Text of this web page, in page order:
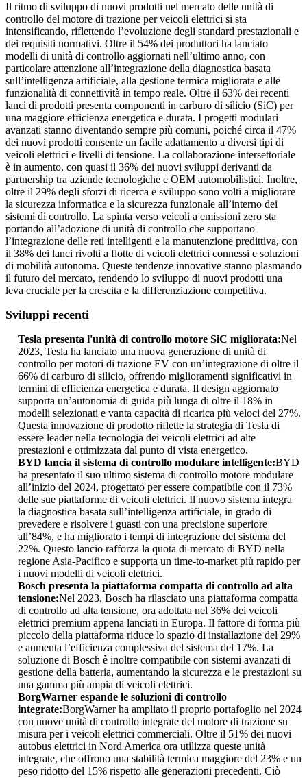
Il ritmo di sviluppo di nuovi prodotti nel mercato delle unità di
controllo del motore di trazione per veicoli elettrici si sta
intensificando, riflettendo l’evoluzione degli standard prestazionali e
dei requisiti normativi. Oltre il 54% dei produttori ha lanciato
modelli di unità di controllo aggiornati nell’ultimo anno, con
particolare attenzione all’integrazione della diagnostica basata
sull’intelligenza artificiale, alla gestione termica migliorata e alle
funzionalità di connettività in tempo reale. Oltre il 63% dei recenti
lanci di prodotti presenta componenti in carburo di silicio (SiC) per
una maggiore efficienza energetica e durata. I progetti modulari
avanzati stanno diventando sempre più comuni, poiché circa il 47%
dei nuovi prodotti consente un facile adattamento a diversi tipi di
veicoli elettrici e livelli di tensione. La collaborazione intersettoriale
è in aumento, con quasi il 36% dei nuovi sviluppi derivanti da
partnership tra aziende tecnologiche e OEM automobilistici. Inoltre,
oltre il 29% degli sforzi di ricerca e sviluppo sono volti a migliorare
la sicurezza informatica e la sicurezza funzionale all’interno dei
sistemi di controllo. La spinta verso veicoli a emissioni zero sta
portando all’adozione di unità di controllo che supportano
l’integrazione delle reti intelligenti e la manutenzione predittiva, con
il 38% dei lanci rivolti a flotte di veicoli elettrici connessi e soluzioni
di mobilità autonoma. Queste tendenze innovative stanno plasmando
il futuro del mercato, rendendo lo sviluppo di nuovi prodotti una
leva cruciale per la crescita e la differenziazione competitiva.
Sviluppi recenti
Tesla presenta l'unità di controllo motore SiC migliorata:Nel
2023, Tesla ha lanciato una nuova generazione di unità di
controllo per motori di trazione EV con un’integrazione di oltre il
66% di carburo di silicio, offrendo miglioramenti significativi in ​​
termini di efficienza energetica e durata. Il design aggiornato
supporta un’autonomia di guida più lunga di oltre il 18% in
modelli selezionati e vanta capacità di ricarica più veloci del 27%.
Questa innovazione di prodotto riflette la strategia di Tesla di
essere leader nella tecnologia dei veicoli elettrici ad alte
prestazioni e ottimizzata dal punto di vista energetico.
BYD lancia il sistema di controllo modulare intelligente:BYD
ha presentato il suo ultimo sistema di controllo motore modulare
all’inizio del 2024, progettato per essere compatibile con il 73%
delle sue piattaforme di veicoli elettrici. Il nuovo sistema integra
la diagnostica basata sull’intelligenza artificiale, in grado di
prevedere e risolvere i guasti con una precisione superiore
all’84%, e ha migliorato i tempi di integrazione del sistema del
22%. Questo lancio rafforza la quota di mercato di BYD nella
regione Asia-Pacifico e supporta un time-to-market più rapido per
i nuovi modelli di veicoli elettrici.
Bosch presenta la piattaforma compatta di controllo ad alta
tensione:Nel 2023, Bosch ha rilasciato una piattaforma compatta
di controllo ad alta tensione, ora adottata nel 36% dei veicoli
elettrici premium appena lanciati in Europa. Il fattore di forma più
piccolo della piattaforma riduce lo spazio di installazione del 29%
e aumenta l’efficienza complessiva del sistema del 17%. La
soluzione di Bosch è inoltre compatibile con sistemi avanzati di
gestione della batteria, aumentando la sicurezza e le prestazioni su
una gamma più ampia di veicoli elettrici.
BorgWarner espande le soluzioni di controllo
integrate:BorgWarner ha ampliato il proprio portafoglio nel 2024
con nuove unità di controllo integrate del motore di trazione su
misura per i veicoli elettrici commerciali. Oltre il 51% dei nuovi
autobus elettrici in Nord America ora utilizza queste unità
integrate, che offrono una stabilità termica maggiore del 23% e un
peso ridotto del 15% rispetto alle generazioni precedenti. Ciò